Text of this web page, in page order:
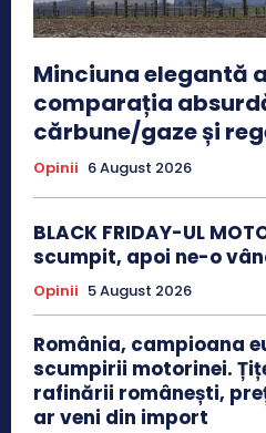
Minciuna elegantă
comparația
cărbune/gaze și
Opinii 6 August 2026
BLACK FRIDAY-UL
scumpit, apoi ne-o
Opinii 5 August 2026
România, campioana
scumpirii motorinei.
rafinării românești,
ar veni din import